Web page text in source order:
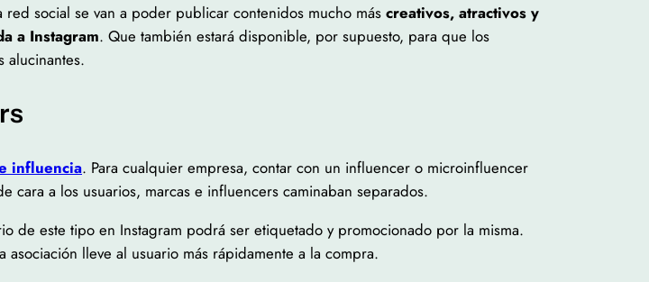
social se van a poder publicar contenidos mucho más creativos, atractivos y
a Instagram. Que también estará disponible, por supuesto, para que los
alucinantes.
influencia. Para cualquier empresa, contar con un influencer o microinfluencer
cara a los usuarios, marcas e influencers caminaban separados.
de este tipo en Instagram podrá ser etiquetado y promocionado por la misma.
lleve al usuario más rápidamente a la compra.